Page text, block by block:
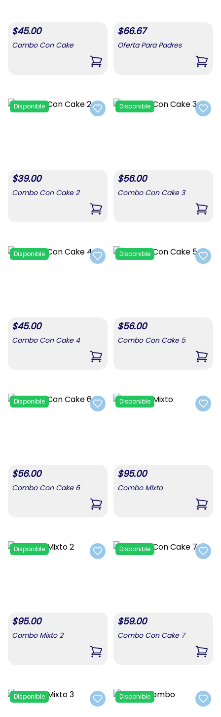
$45.00
Combo Con Cake
,Combo Con Cake
$66.67
Oferta Para Padres
,
Add to favorites
Disponible
$39.00
Combo Con Cake 2
,Combo Con Cake 2
Add
Disponible
$56.00
Combo Con Cake 3
,
Add to favorites
Disponible
$45.00
Combo Con Cake 4
,Combo Con Cake 4
Add
Disponible
$56.00
Combo Con Cake 5
,
Add to favorites
Disponible
$56.00
Combo Con Cake 6
,Combo Con Cake 6
Add
Disponible
$95.00
Combo Mixto
,
Add to favorites
Disponible
$95.00
Combo Mixto 2
,Combo Mixto 2
Add
Disponible
$59.00
Combo Con Cake 7
,
Add to favorites
Disponible
Add
Disponible